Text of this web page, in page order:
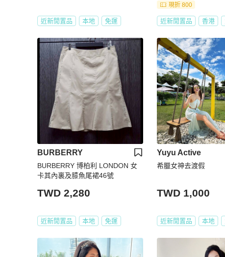
近新閒置品 本地 免運
現折 800
近新閒置品 香港
BURBERRY
BURBERRY 博柏利 LONDON 女
卡其內裏及膝魚尾裙46號
TWD 2,280
近新閒置品 本地 免運
Yuyu Active
希臘女神去渡假
TWD 1,000
近新閒置品 本地